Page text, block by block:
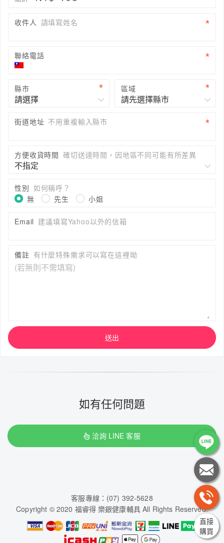
收件人 請填寫姓名
聯絡電話
縣市 區域
街道地址 不用重複輸入縣市
方便收貨時間 確切送達時間，因地區不同可能有所差異
性別 如何稱呼？
無
先生 小姐
Email 建議填寫Yahoo以外的信箱
備註 有什麼特殊需求可以寫在這裡呦
送出
如有任何問題
洽詢 LINE 客服
客服專線：(07) 392-5628
Copyright © 2020 福睿得 樂銀健康輔具 All Rights Reserved.
直接
購買